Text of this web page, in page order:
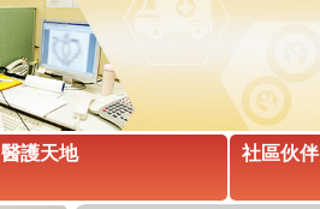
醫護天地 社區伙伴